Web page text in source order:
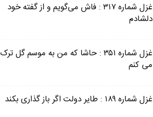
غزل شماره ۳۱۷ : فاش می‌گویم و از گفته خود
دلشادم
غزل شماره ۳۵۱ : حاشا که من به موسم گل ترک
می کنم
غزل شماره ۱۸۹ : طایر دولت اگر باز گذاری بکند